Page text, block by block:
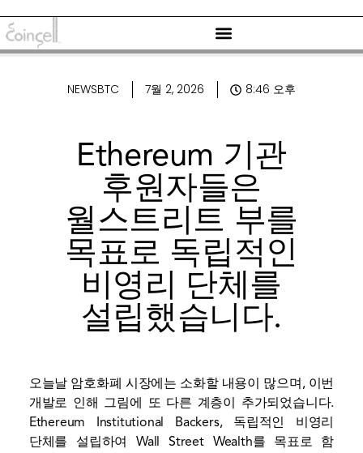
NEWSBTC 7월 2, 2026 8:46 오후
Ethereum 기관
후원자들은
월스트리트 부를
목표로 독립적인
비영리 단체를
설립했습니다.
오늘날 암호화폐 시장에는 소화할 내용이 많으며, 이번
개발로 인해 그림에 또 다른 계층이 추가되었습니다.
Ethereum Institutional Backers, 독립적인 비영리
단체를 설립하여 Wall Street Wealth를 목표로 함